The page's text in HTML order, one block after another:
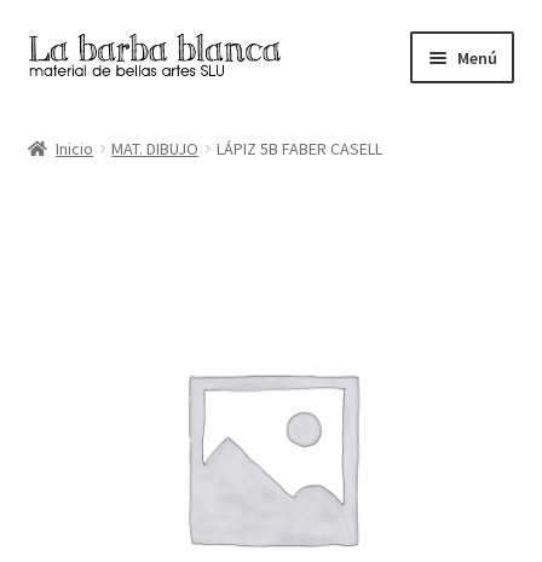
Ir
a
navegación
Ir
al
Menú
Inicio MAT. DIBUJO LÁPIZ 5B FABER CASELL